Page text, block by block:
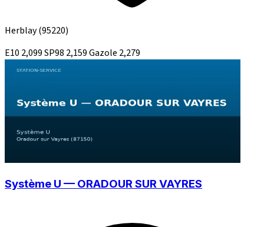
Herblay(95220)
E10 2,099SP98 2,159Gazole 2,279
Système U — ORADOUR SUR VAYRES